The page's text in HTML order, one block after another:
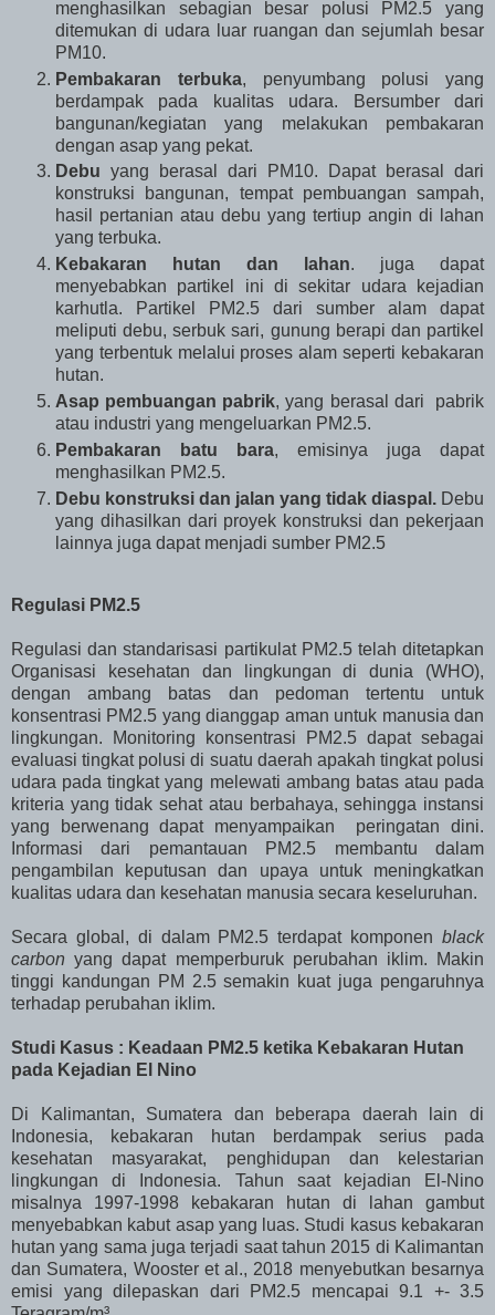
menghasilkan sebagian besar polusi PM2.5 yang
ditemukan di udara luar ruangan dan sejumlah besar
PM10.
Pembakaran terbuka, penyumbang polusi yang
berdampak pada kualitas udara. Bersumber dari
bangunan/kegiatan yang melakukan pembakaran
dengan asap yang pekat.
Debu yang berasal dari PM10. Dapat berasal dari
konstruksi bangunan, tempat pembuangan sampah,
hasil pertanian atau debu yang tertiup angin di lahan
yang terbuka.
Kebakaran hutan dan lahan. juga dapat
menyebabkan partikel ini di sekitar udara kejadian
karhutla. Partikel PM2.5 dari sumber alam dapat
meliputi debu, serbuk sari, gunung berapi dan partikel
yang terbentuk melalui proses alam seperti kebakaran
hutan.
Asap pembuangan pabrik, yang berasal dari pabrik
atau industri yang mengeluarkan PM2.5.
Pembakaran batu bara, emisinya juga dapat
menghasilkan PM2.5.
Debu konstruksi dan jalan yang tidak diaspal. Debu
yang dihasilkan dari proyek konstruksi dan pekerjaan
lainnya juga dapat menjadi sumber PM2.5
Regulasi PM2.5
Regulasi dan standarisasi partikulat PM2.5 telah ditetapkan
Organisasi kesehatan dan lingkungan di dunia (WHO),
dengan ambang batas dan pedoman tertentu untuk
konsentrasi PM2.5 yang dianggap aman untuk manusia dan
lingkungan. Monitoring konsentrasi PM2.5 dapat sebagai
evaluasi tingkat polusi di suatu daerah apakah tingkat polusi
udara pada tingkat yang melewati ambang batas atau pada
kriteria yang tidak sehat atau berbahaya, sehingga instansi
yang berwenang dapat menyampaikan peringatan dini.
Informasi dari pemantauan PM2.5 membantu dalam
pengambilan keputusan dan upaya untuk meningkatkan
kualitas udara dan kesehatan manusia secara keseluruhan.
Secara global, di dalam PM2.5 terdapat komponen black
carbon yang dapat memperburuk perubahan iklim. Makin
tinggi kandungan PM 2.5 semakin kuat juga pengaruhnya
terhadap perubahan iklim.
Studi Kasus : Keadaan PM2.5 ketika Kebakaran Hutan
pada Kejadian El Nino
Di Kalimantan, Sumatera dan beberapa daerah lain di
Indonesia, kebakaran hutan berdampak serius pada
kesehatan masyarakat, penghidupan dan kelestarian
lingkungan di Indonesia. Tahun saat kejadian El-Nino
misalnya 1997-1998 kebakaran hutan di lahan gambut
menyebabkan kabut asap yang luas. Studi kasus kebakaran
hutan yang sama juga terjadi saat tahun 2015 di Kalimantan
dan Sumatera, Wooster et al., 2018 menyebutkan besarnya
emisi yang dilepaskan dari PM2.5 mencapai 9.1 +- 3.5